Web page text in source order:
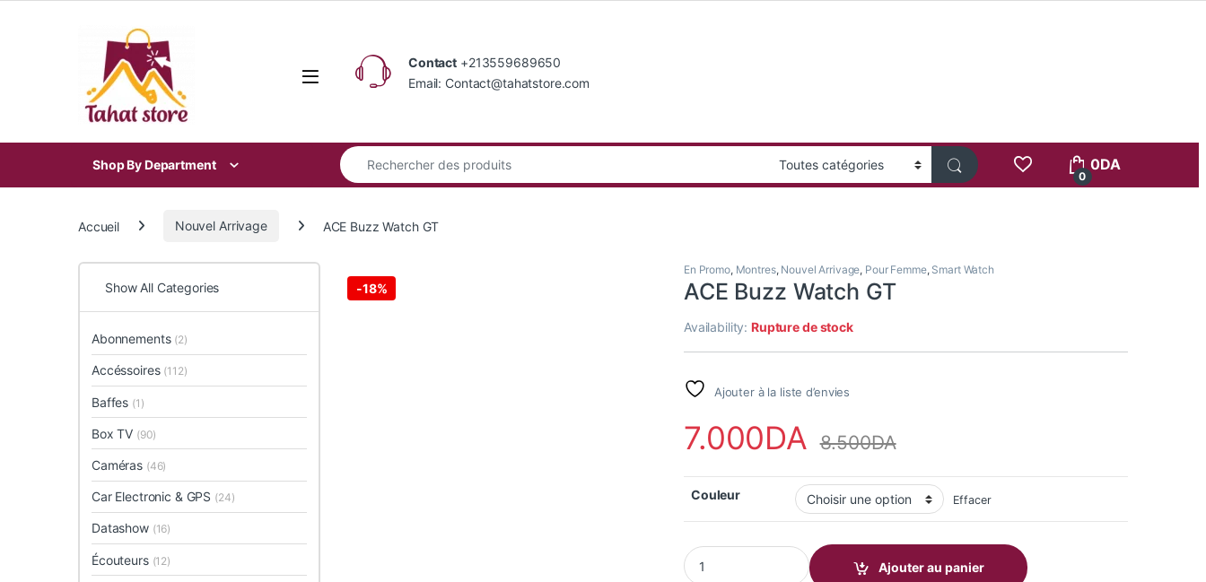
Contact +213559689650
Email: Contact@tahatstore.com
Shop By Department
Search for:
0
0DA
Accueil Nouvel Arrivage ACE Buzz Watch GT
-18%
En Promo, Montres, Nouvel Arrivage, Pour Femme, Smart Watch
ACE Buzz Watch GT
Availability:Rupture de stock
Ajouter à la liste d’envies
7.000DA 8.500DA
Couleur Effacer
ACE Buzz Watch GT quantity
Ajouter au panier
Show All Categories
Abonnements (2)
Accéssoires (112)
Baffes (1)
Box TV (90)
Caméras (46)
Car Electronic & GPS (24)
Datashow (16)
Écouteurs (12)